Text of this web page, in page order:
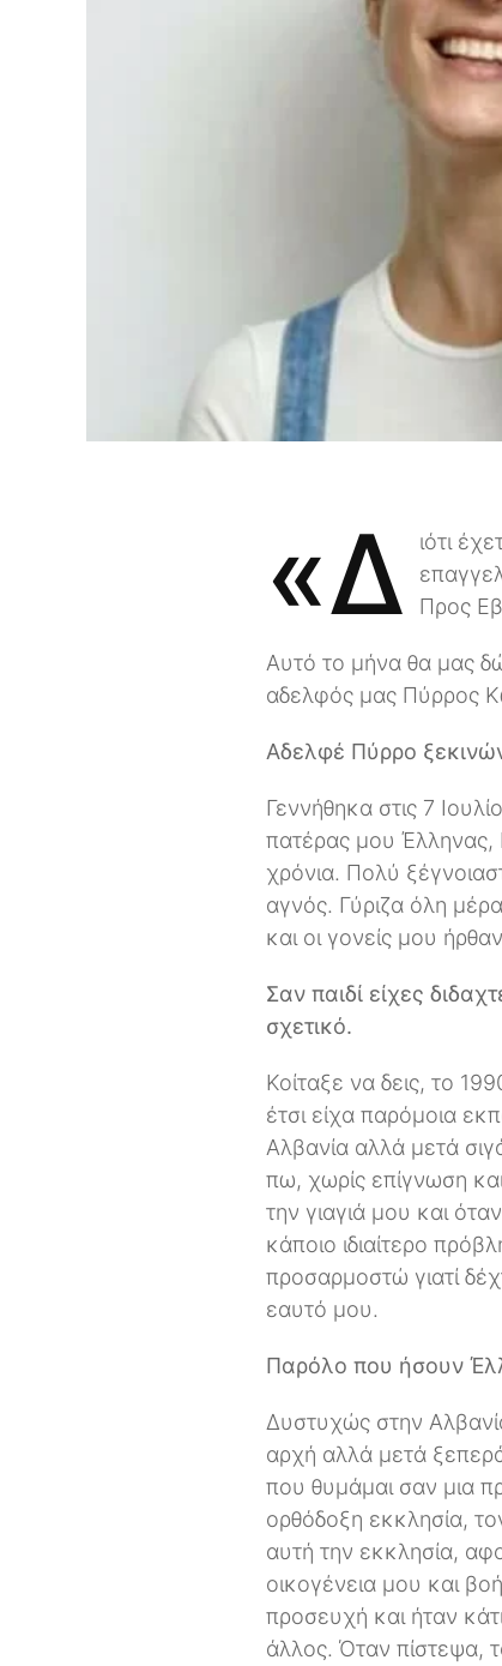
«Δ
ιότι
Προς
Αυτό το μήνα θα μας
αδελφός μας Πύρρος
Αδελφέ Πύρρο
Γεννήθηκα στις 7
πατέρας μου Έλληνας,
χρόνια. Πολύ
αγνός. Γύριζα όλη
και οι γονείς μου
Σαν παιδί είχες
σχετικό.
Κοίταξε να δεις, το
έτσι είχα παρόμοια
Αλβανία αλλά μετά
πω, χωρίς επίγνωση
την γιαγιά μου και
κάποιο ιδιαίτερο
προσαρμοστώ γιατί
εαυτό μου.
Παρόλο που ήσουν
Δυστυχώς στην
αρχή αλλά μετά
που θυμάμαι σαν μια
ορθόδοξη εκκλησία,
αυτή την εκκλησία,
οικογένεια μου και
προσευχή και ήταν
άλλος. Όταν πίστεψα,